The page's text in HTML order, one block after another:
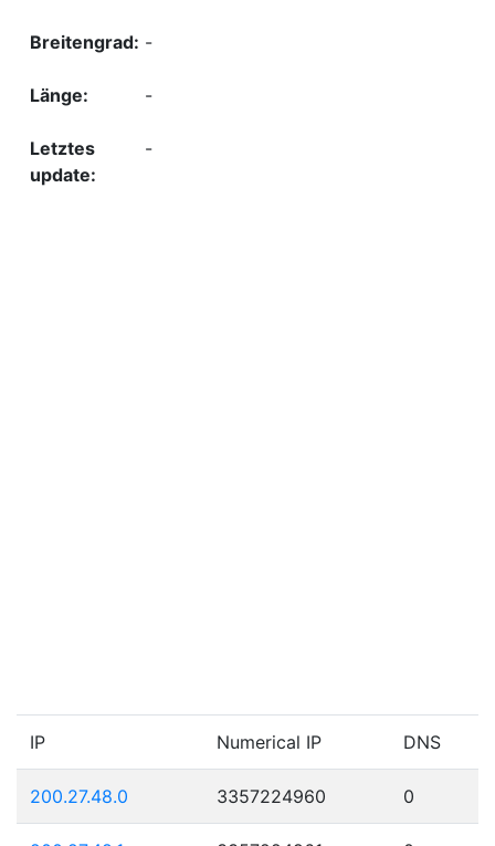
-
-
-
IP Numerical IP DNS
200.27.48.0 3357224960 0